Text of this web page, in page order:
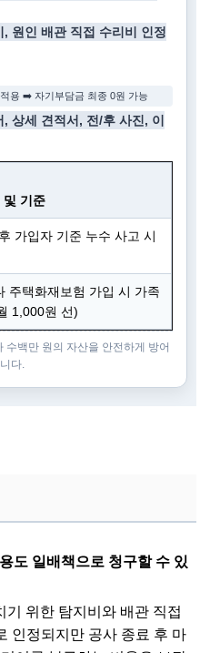
, 원인 배관 직접 수리비 인정
용 ➡️ 자기부담금 최종 0원 가능
, 상세 견적서, 전/후 사진, 이
및 기준
가입자 기준 누수 사고 시
주택화재보험 가입 시 가족
1,000원 선)
수백만 원의 자산을 안전하게 방어
다.
도 일배책으로 청구할 수 있
기 위한 탐지비와 배관 직접
인정되지만 공사 종료 후 마